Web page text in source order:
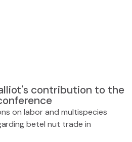
contribution to the
on labor and multispecies
betel nut trade in